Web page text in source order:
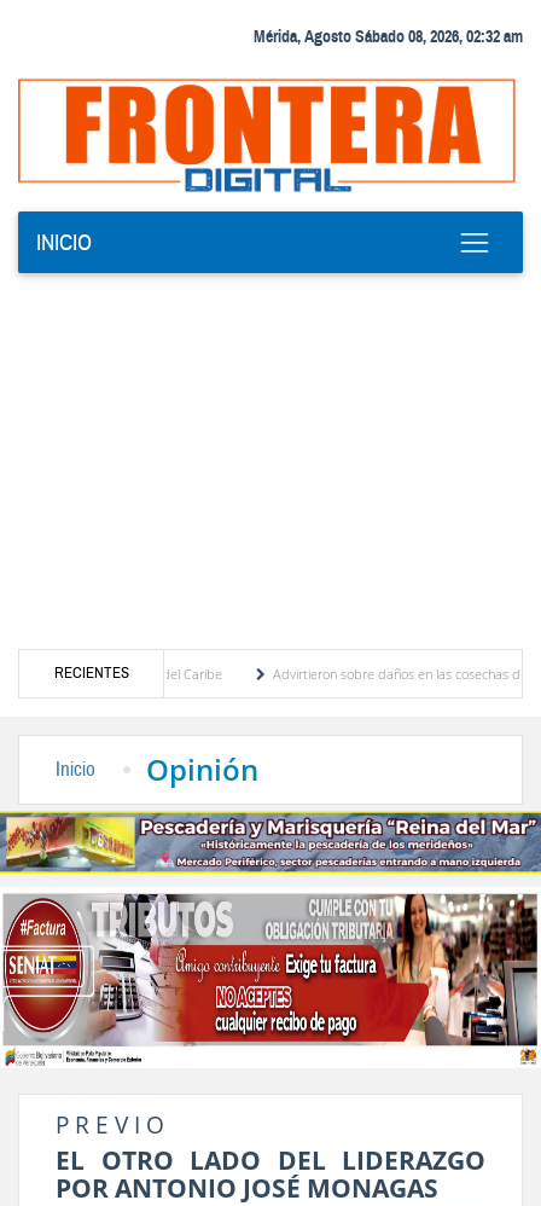
Mérida, Agosto Sábado 08, 2026, 02:32 am
INICIO
RECIENTESy del Caribe
Advirtieron sobre daños en las cosechas de los Andes
Inicio Opinión
P R E V I O
EL OTRO LADO DEL LIDERAZGO
POR ANTONIO JOSÉ MONAGAS